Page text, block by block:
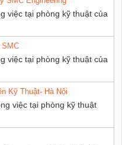
việc tại phòng kỹ thuật của
SMC
việc tại phòng kỹ thuật của
Kỹ Thuật- Hà Nội
việc tại phòng kỹ thuật